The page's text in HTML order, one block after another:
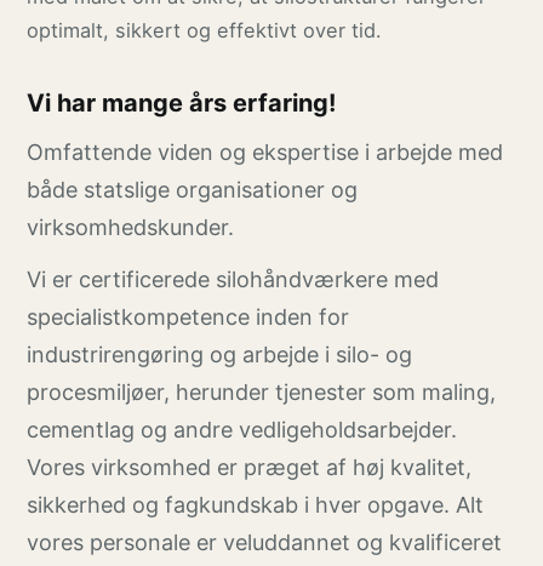
optimalt, sikkert og effektivt over tid.
Vi har mange års erfaring!
Omfattende viden og ekspertise i arbejde med
både statslige organisationer og
virksomhedskunder.
Vi er certificerede silohåndværkere med
specialistkompetence inden for
industrirengøring og arbejde i silo- og
procesmiljøer, herunder tjenester som maling,
cementlag og andre vedligeholdsarbejder.
Vores virksomhed er præget af høj kvalitet,
sikkerhed og fagkundskab i hver opgave. Alt
vores personale er veluddannet og kvalificeret